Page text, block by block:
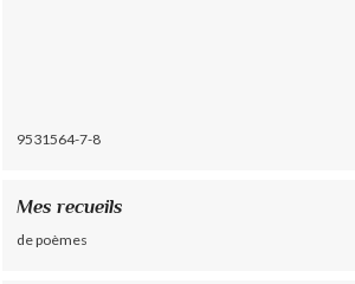
9531564-7-8
Mes recueils
de poèmes